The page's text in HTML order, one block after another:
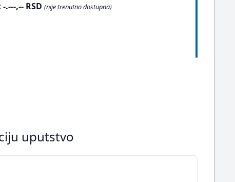
-.---,-- RSD (nije trenutno dostupna)
uputstvo